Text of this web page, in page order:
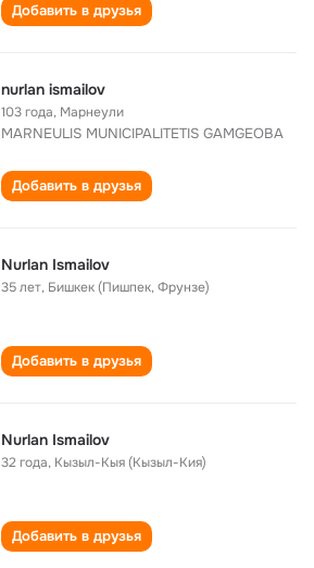
Добавить в друзья
nurlan ismailov
103 года, Марнеули
MARNEULIS MUNICIPALITETIS GAMGEOBA
Добавить в друзья
Nurlan Ismailov
35 лет, Бишкек (Пишпек, Фрунзе)
Добавить в друзья
Nurlan Ismailov
32 года, Кызыл-Кыя (Кызыл-Кия)
Добавить в друзья